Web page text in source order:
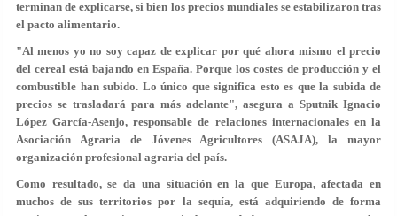
terminan de explicarse, si bien los precios mundiales se estabilizaron tras
el pacto alimentario.
"Al menos yo no soy capaz de explicar por qué ahora mismo el precio
del cereal está bajando en España. Porque los costes de producción y el
combustible han subido. Lo único que significa esto es que la subida de
precios se trasladará para más adelante", asegura a Sputnik Ignacio
López García-Asenjo, responsable de relaciones internacionales en la
Asociación Agraria de Jóvenes Agricultores (ASAJA), la mayor
organización profesional agraria del país.
Como resultado, se da una situación en la que Europa, afectada en
muchos de sus territorios por la sequía, está adquiriendo de forma